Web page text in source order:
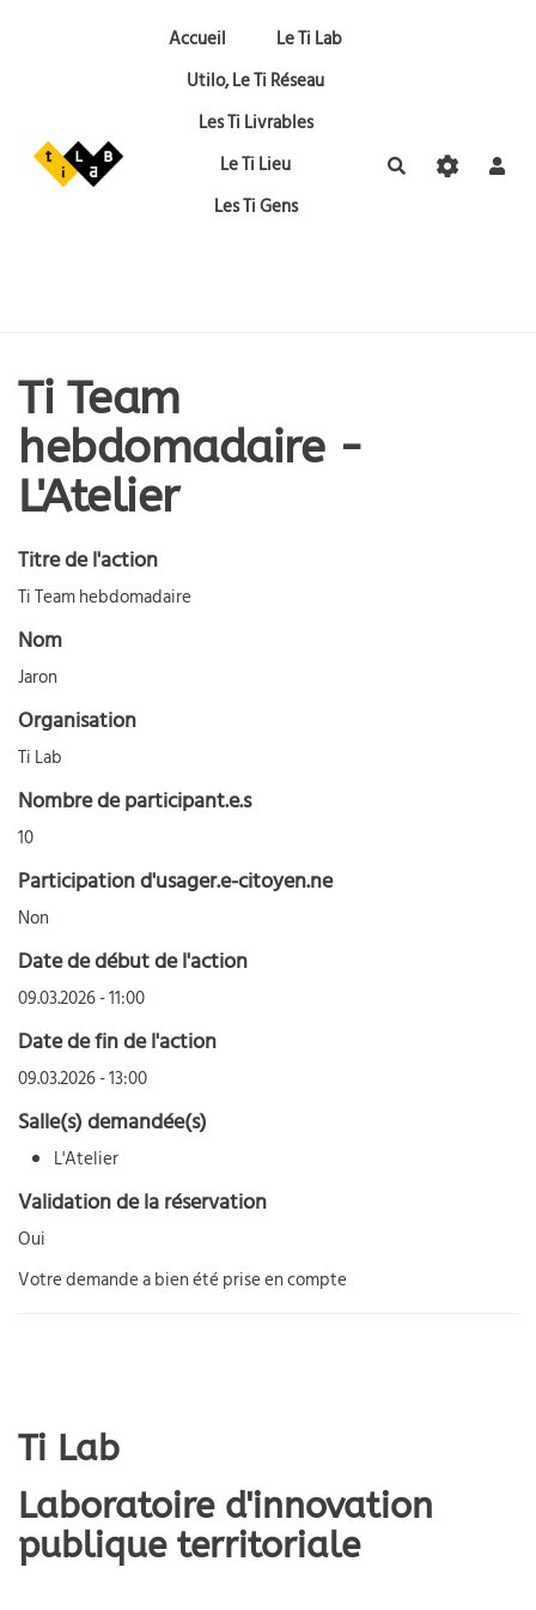
Aller au contenu principal
Accueil
Le Ti Lab
Utilo, Le Ti Réseau
Les Ti Livrables
Le Ti Lieu
Les Ti Gens
Rechercher
Ti Team
hebdomadaire -
L'Atelier
Titre de l'action
Ti Team hebdomadaire
Nom
Jaron
Organisation
Ti Lab
Nombre de participant.e.s
10
Participation d'usager.e-citoyen.ne
Non
Date de début de l'action
09.03.2026 - 11:00
Date de fin de l'action
09.03.2026 - 13:00
Salle(s) demandée(s)
L'Atelier
Validation de la réservation
Oui
Votre demande a bien été prise en compte
Ti Lab
Laboratoire d'innovation
publique territoriale